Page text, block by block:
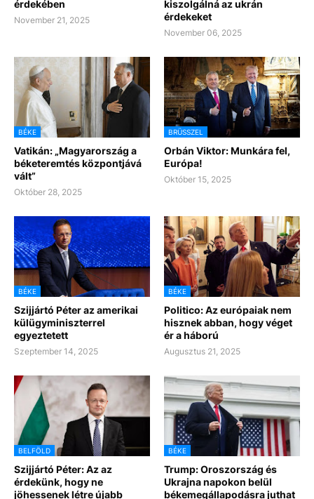
érdekében
November 21, 2025
kiszolgálná az ukrán
érdekeket
November 06, 2025
BÉKE
Vatikán: „Magyarország a
béketeremtés központjává
vált”
Október 28, 2025
BRÜSSZEL
Orbán Viktor: Munkára fel,
Európa!
Október 15, 2025
BÉKE
Szijjártó Péter az amerikai
külügyminiszterrel
egyeztetett
Szeptember 14, 2025
BÉKE
Politico: Az európaiak nem
hisznek abban, hogy véget
ér a háború
Augusztus 21, 2025
BELFÖLD
Szijjártó Péter: Az az
érdekünk, hogy ne
jöhessenek létre újabb
BÉKE
Trump: Oroszország és
Ukrajna napokon belül
békemegállapodásra juthat